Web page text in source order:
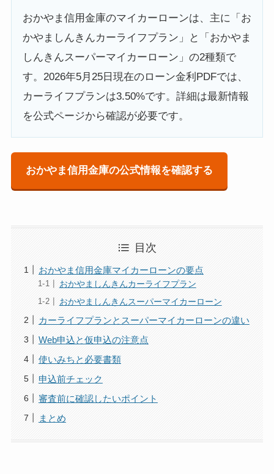
おかやま信用金庫のマイカーローンは、主に「お
かやましんきんカーライフプラン」と「おかやま
しんきんスーパーマイカーローン」の2種類で
す。2026年5月25日現在のローン金利PDFでは、
カーライフプランは3.50%です。詳細は最新情報
を公式ページから確認が必要です。
おかやま信用金庫の公式情報を確認する
目次
おかやま信用金庫マイカーローンの要点
おかやましんきんカーライフプラン
おかやましんきんスーパーマイカーローン
カーライフプランとスーパーマイカーローンの違い
Web申込と仮申込の注意点
使いみちと必要書類
申込前チェック
審査前に確認したいポイント
まとめ